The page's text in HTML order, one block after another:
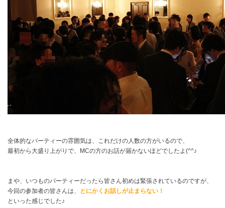
全体的なパーティーの雰囲気は、これだけの人数の方がいるので、
最初から大盛り上がりで、MCの方のお話が届かないほどでしたよ(^^♪
まや、いつものパーティーだったら皆さん初めは緊張されているのですが、
今回の参加者の皆さんは、
とにかくお話しが止まらない！
といった感じでした♪